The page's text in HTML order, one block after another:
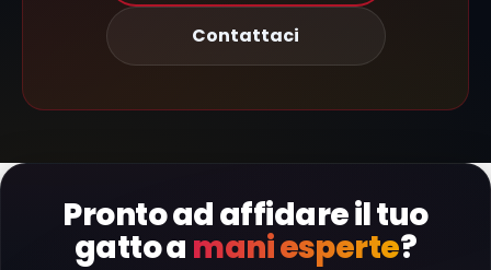
Contattaci
Pronto ad affidare il tuo
gatto a mani esperte?